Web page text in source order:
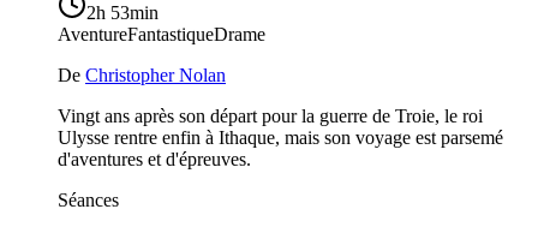
2h 53min
AventureFantastiqueDrame
De Christopher Nolan
Vingt ans après son départ pour la guerre de Troie, le roi
Ulysse rentre enfin à Ithaque, mais son voyage est parsemé
d'aventures et d'épreuves.
Séances